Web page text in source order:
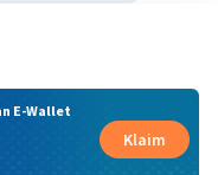
E-Wallet
Klaim